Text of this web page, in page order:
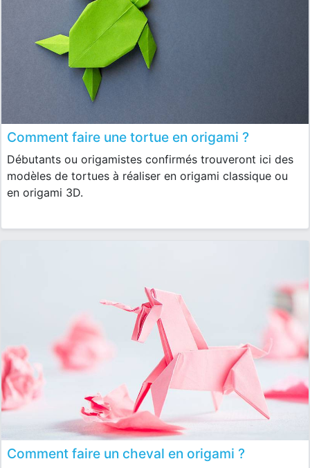
Comment faire une tortue en origami ?
Débutants ou origamistes confirmés trouveront ici des
modèles de tortues à réaliser en origami classique ou
en origami 3D.
Comment faire un cheval en origami ?